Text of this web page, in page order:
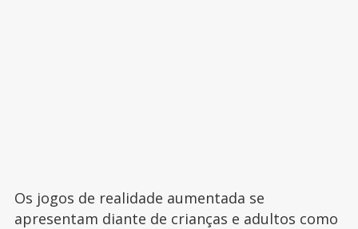
Os jogos de realidade aumentada se
apresentam diante de crianças e adultos como